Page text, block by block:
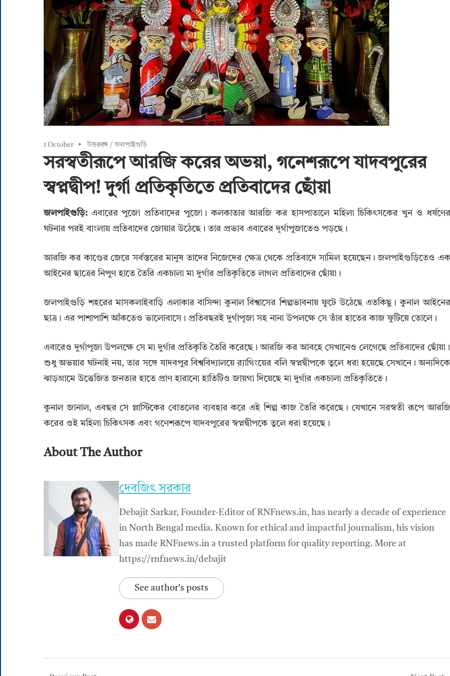
1 October উত্তরবঙ্গ /জলপাইগুড়ি
সরস্বতীরূপে আরজি করের অভয়া, গনেশরূপে যাদবপুরের
স্বপ্নদ্বীপ! দুর্গা প্রতিকৃতিতে প্রতিবাদের ছোঁয়া
জলপাইগুড়ি: এবারের পুজো প্রতিবাদের পুজো। কলকাতার আরজি কর হাসপাতালে মহিলা চিকিৎসকের খুন ও ধর্ষণের
ঘটনার পরই বাংলায় প্রতিবাদের জোয়ার উঠেছে। তার প্রভাব এবারের দূর্গাপুজাতেও পড়ছে।
আরজি কর কাণ্ডের জেরে সর্বস্তরের মানুষ তাদের নিজেদের ক্ষেত্র থেকে প্রতিবাদে সামিল হয়েছেন। জলপাইগুড়িতেও এক
আইনের ছাত্রের নিপুণ হাতে তৈরি একচালা মা দুর্গার প্রতিকৃতিতে লাগল প্রতিবাদের ছোঁয়া।
জলপাইগুড়ি শহরের মাসকলাইবাড়ি এলাকার বাসিন্দা কুনাল বিশ্বাসের শিল্পভাবনায় ফুটে উঠেছে এতকিছু। কুনাল আইনের
ছাত্র। এর পাশাপাশি আঁকতেও ভালোবাসে। প্রতিবছরই দুর্গাপূজা সহ নানা উপলক্ষে সে তাঁর হাতের কাজ ফুটিয়ে তোলে।
এবারেও দুর্গাপূজা উপলক্ষে সে মা দুর্গার প্রতিকৃতি তৈরি করেছে। আরজি কর আবহে সেখানেও লেগেছে প্রতিবাদের ছোঁয়া।
শুধু অভয়ার ঘটনাই নয়, তার সঙ্গে যাদবপুর বিশ্ববিদ্যালয়ে র‍্যাগিংয়ের বলি স্বপ্নদ্বীপকে তুলে ধরা হয়েছে সেখানে। অন্যদিকে
ঝাড়গ্রামে উত্তেজিত জনতার হাতে প্রাণ হারানো হাতিটিও জায়গা দিয়েছে মা দুর্গার একচালা প্রতিকৃতিতে।
কুনাল জানাল, এবছর সে প্লাস্টিকের বোতলের ব্যবহার করে এই শিল্প কাজ তৈরি করেছে। যেখানে সরস্বতী রূপে আরজি
করের ওই মহিলা চিকিৎসক এবং গণেশরূপে যাদবপুরের স্বপ্নদ্বীপকে তুলে ধরা হয়েছে।
About The Author
দেবজিৎ সরকার
Debajit Sarkar, Founder-Editor of RNFnews.in, has nearly a decade of experience
in North Bengal media. Known for ethical and impactful journalism, his vision
has made RNFnews.in a trusted platform for quality reporting. More at
https://rnfnews.in/debajit
See author's posts